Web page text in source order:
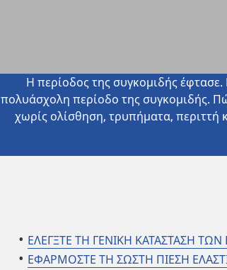
Η περίοδος της συγκομιδής
πολυάσχολη περίοδο της συγκομιδής.
χωρίς ολίσθηση, τρυπήματα,
ΕΛΕΓΞΤΕ ΤΗ ΓΕΝΙΚΗ ΚΑΤΑΣΤΑΣΗ
ΕΦΑΡΜΟΣΤΕ ΤΗ ΣΩΣΤΗ ΠΙΕΣΗ